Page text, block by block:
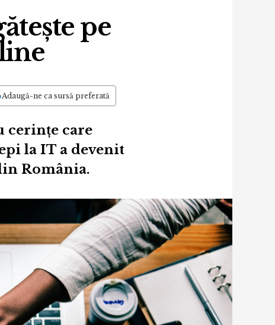
pe
Adaugă-ne ca sursă preferată
cerințe care
la IT a devenit
România.